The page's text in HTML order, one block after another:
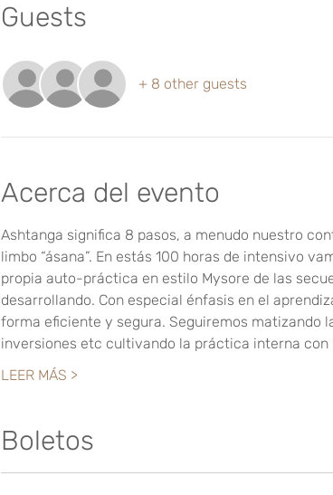
Guests
+ 8 other guests
Acerca del evento
Ashtanga significa 8 pasos, a menudo nuestro
limbo “ásana”. En estás 100 horas de intensivo
propia auto-práctica en estilo Mysore de las
desarrollando. Con especial énfasis en el
forma eficiente y segura. Seguiremos matizando
inversiones etc cultivando la práctica interna
LEER MÁS >
Boletos